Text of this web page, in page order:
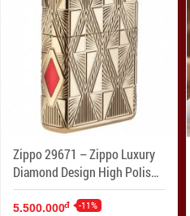
Zippo 29671 – Zippo Luxury
Diamond Design High Polish
Gold Plate
5.500.000đ -11%